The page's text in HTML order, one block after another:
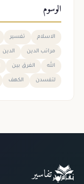
الوسوم
الاسلام تفسير
مراتب الدين الدين
الله الفرق بين
لتفسدن الكهف
تفاسير